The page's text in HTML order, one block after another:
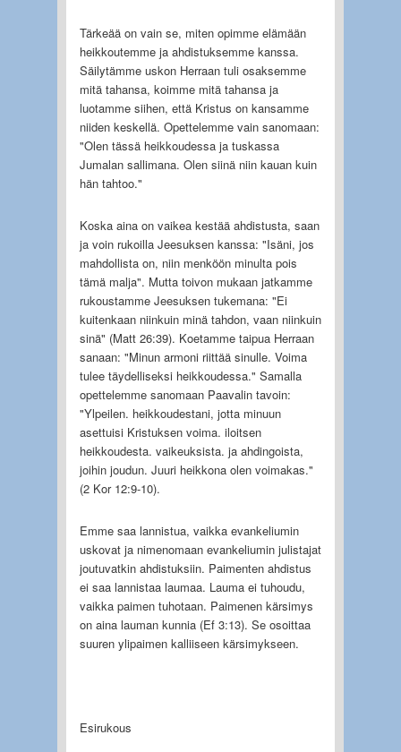
Tärkeää on vain se, miten opimme elämään
heikkoutemme ja ahdistuksemme kanssa.
Säilytämme uskon Herraan tuli osaksemme
mitä tahansa, koimme mitä tahansa ja
luotamme siihen, että Kristus on kansamme
niiden keskellä. Opettelemme vain sanomaan:
"Olen tässä heikkoudessa ja tuskassa
Jumalan sallimana. Olen siinä niin kauan kuin
hän tahtoo."
Koska aina on vaikea kestää ahdistusta, saan
ja voin rukoilla Jeesuksen kanssa: "Isäni, jos
mahdollista on, niin menköön minulta pois
tämä malja". Mutta toivon mukaan jatkamme
rukoustamme Jeesuksen tukemana: "Ei
kuitenkaan niinkuin minä tahdon, vaan niinkuin
sinä" (Matt 26:39). Koetamme taipua Herraan
sanaan: "Minun armoni riittää sinulle. Voima
tulee täydelliseksi heikkoudessa." Samalla
opettelemme sanomaan Paavalin tavoin:
"Ylpeilen. heikkoudestani, jotta minuun
asettuisi Kristuksen voima. iloitsen
heikkoudesta. vaikeuksista. ja ahdingoista,
joihin joudun. Juuri heikkona olen voimakas."
(2 Kor 12:9-10).
Emme saa lannistua, vaikka evankeliumin
uskovat ja nimenomaan evankeliumin julistajat
joutuvatkin ahdistuksiin. Paimenten ah­distus
ei saa lannistaa laumaa. Lauma ei tuhoudu,
vaikka paimen tuhotaan. Paimenen kärsi­mys
on aina lauman kunnia (Ef 3:13). Se osoittaa
suuren ylipaimen kalliiseen kärsimykseen.
Esirukous